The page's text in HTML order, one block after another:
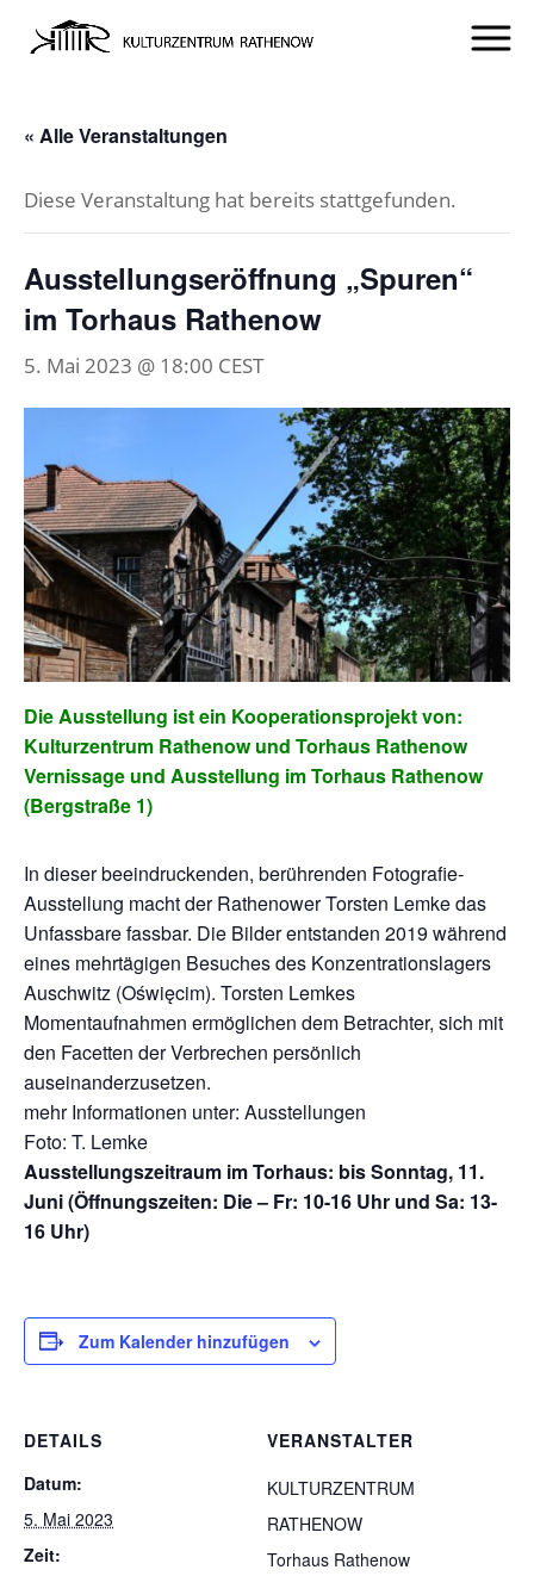
« Alle Veranstaltungen
Diese Veranstaltung hat bereits stattgefunden.
Ausstellungseröffnung „Spuren“
im Torhaus Rathenow
5. Mai 2023 @ 18:00 CEST
Die Ausstellung ist ein Kooperationsprojekt von:
Kulturzentrum Rathenow und Torhaus Rathenow
Vernissage und Ausstellung im Torhaus Rathenow
(Bergstraße 1)
In dieser beeindruckenden, berührenden Fotografie-
Ausstellung macht der Rathenower Torsten Lemke das
Unfassbare fassbar. Die Bilder entstanden 2019 während
eines mehrtägigen Besuches des Konzentrationslagers
Auschwitz (Oświęcim). Torsten Lemkes
Momentaufnahmen ermöglichen dem Betrachter, sich mit
den Facetten der Verbrechen persönlich
auseinanderzusetzen.
mehr Informationen unter: Ausstellungen
Foto: T. Lemke
Ausstellungszeitraum im Torhaus: bis Sonntag, 11.
Juni (Öffnungszeiten: Die – Fr: 10-16 Uhr und Sa: 13-
16 Uhr)
Zum Kalender hinzufügen
DETAILS
Datum:
5. Mai 2023
Zeit:
VERANSTALTER
KULTURZENTRUM
RATHENOW
Torhaus Rathenow